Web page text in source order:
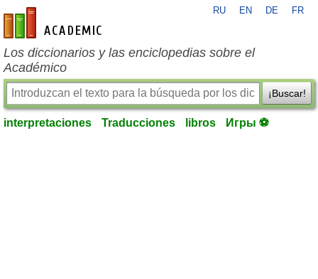
es-academic.com
RU EN DE FR
Los diccionarios y las enciclopedias sobre el
Académico
¡Buscar!
interpretaciones Traducciones libros Игры ⚽